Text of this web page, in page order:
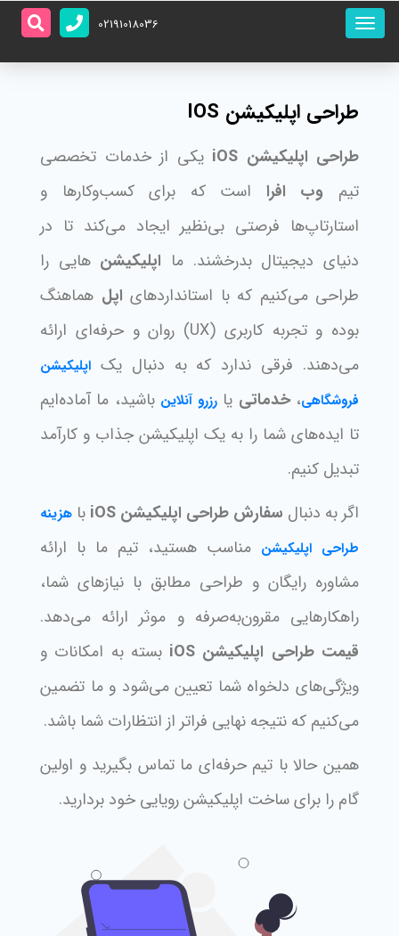
منو
اصلی
02191018036
طراحی اپلیکیشن IOS
طراحی اپلیکیشن iOS
یکی از خدمات تخصصی
تیم وب افرا است که برای کسب‌وکارها و
استارتاپ‌ها فرصتی بی‌نظیر ایجاد می‌کند تا در
دنیای دیجیتال بدرخشند. ما اپلیکیشن‌ هایی را
طراحی می‌کنیم که با استانداردهای اپل هماهنگ
بوده و تجربه کاربری (UX) روان و حرفه‌ای ارائه
می‌دهند. فرقی ندارد که به دنبال یک اپلیکیشن
فروشگاهی،خدماتی یا رزرو آنلاین باشید، ما آماده‌ایم
تا ایده‌های شما را به یک اپلیکیشن جذاب و کارآمد
تبدیل کنیم.
اگر به دنبال سفارش طراحی اپلیکیشن iOS با هزینه
طراحی اپلیکیشن مناسب هستید، تیم ما با ارائه
مشاوره رایگان و طراحی مطابق با نیازهای شما،
راهکارهایی مقرون‌به‌صرفه و موثر ارائه می‌دهد.
قیمت طراحی اپلیکیشن iOS
بسته به امکانات و
ویژگی‌های دلخواه شما تعیین می‌شود و ما تضمین
می‌کنیم که نتیجه نهایی فراتر از انتظارات شما باشد.
همین حالا با تیم حرفه‌ای ما تماس بگیرید و اولین
گام را برای ساخت اپلیکیشن رویایی خود بردارید.